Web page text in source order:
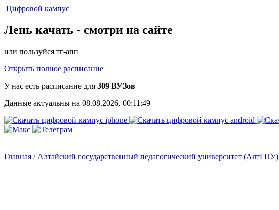
Цифровой кампус
Лень качать - смотри на сайте
или пользуйся тг-апп
Открыть полное расписание
У нас есть расписание для 309 ВУЗов
Данные актуальны на 08.08.2026, 00:11:49
Главная / Алтайский государственный педагогический университет (АлтГПУ)